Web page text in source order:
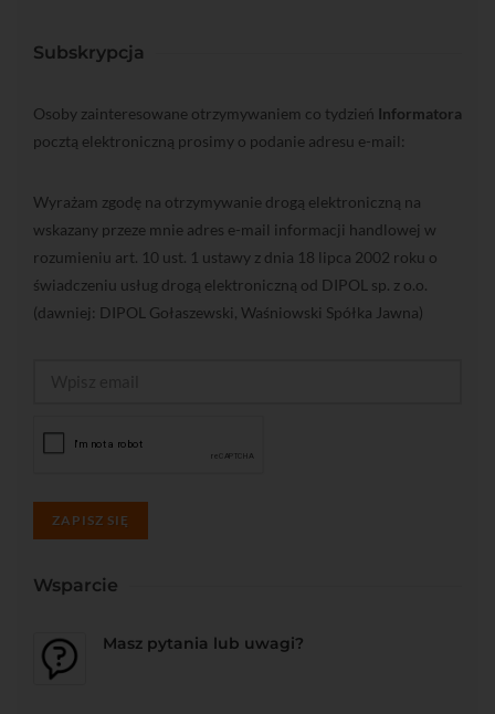
Subskrypcja
Osoby zainteresowane otrzymywaniem co tydzień Informatora
pocztą elektroniczną prosimy o podanie adresu e-mail:
Wyrażam zgodę na otrzymywanie drogą elektroniczną na
wskazany przeze mnie adres e-mail informacji handlowej w
rozumieniu art. 10 ust. 1 ustawy z dnia 18 lipca 2002 roku o
świadczeniu usług drogą elektroniczną od DIPOL sp. z o.o.
(dawniej: DIPOL Gołaszewski, Waśniowski Spółka Jawna)
ZAPISZ SIĘ
Wsparcie
Masz pytania lub uwagi?